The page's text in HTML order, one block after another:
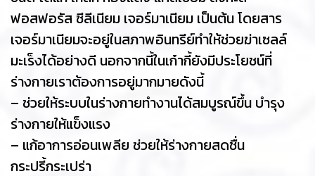
ฟอสฟอรัส ซีลีเนียม เจอร์มาเนียม เป็นต้น โดยสาร
เจอร์มาเนียมจะอยู่ในสภาพอินทรีย์ทำให้ช่วยฆ่าเซลล์
มะเร็งได้อย่างดี นอกจากนี้ในเก๋ากี้ยังมีประโยชน์ที่
ร่างกายเราต้องการอยู่มากมายดังนี้
– ช่วยให้ระบบในร่างกายทำงานได้สมบูรณ์ขึ้น บำรุง
ร่างกายให้แข็งแรง
– แก้อาการอ่อนเพลีย ช่วยให้ร่างกายสดชื่น
กระปรี้กระเปร่า